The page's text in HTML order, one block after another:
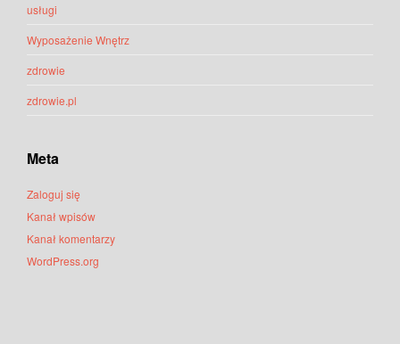
usługi
Wyposażenie Wnętrz
zdrowie
zdrowie.pl
Meta
Zaloguj się
Kanał wpisów
Kanał komentarzy
WordPress.org